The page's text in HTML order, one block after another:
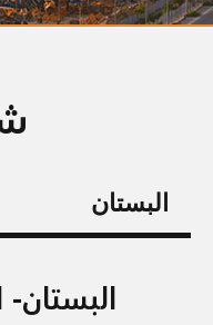
البستان